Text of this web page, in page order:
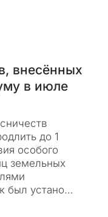
внесённых
в июле
до 1
особого
земельных
был устано…